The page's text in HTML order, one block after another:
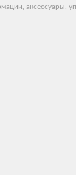
аксессуары,